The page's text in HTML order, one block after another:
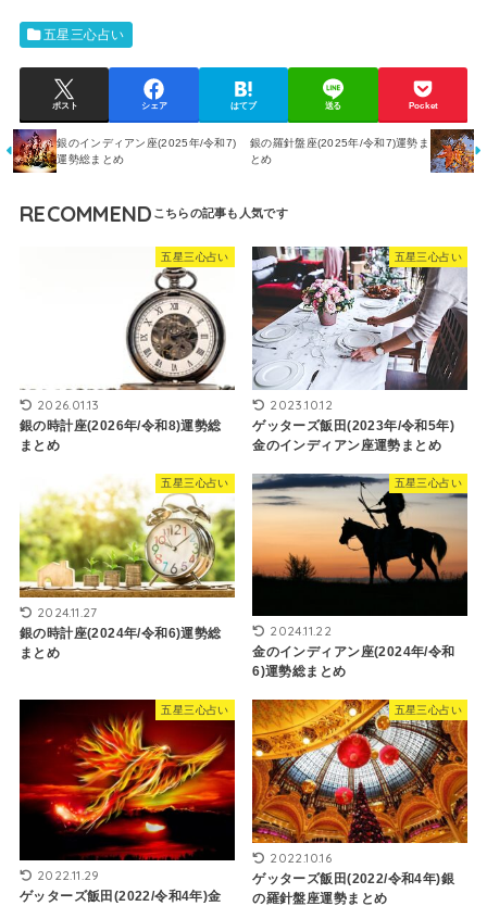
五星三心占い
ポスト シェア はてブ 送る Pocket
銀のインディアン座(2025年/令和7)
運勢総まとめ
銀の羅針盤座(2025年/令和7)運勢ま
とめ
RECOMMEND
五星三心占い
2026.01.13
銀の時計座(2026年/令和8)運勢総
まとめ
五星三心占い
2023.10.12
ゲッターズ飯田(2023年/令和5年)
金のインディアン座運勢まとめ
五星三心占い
2024.11.27
銀の時計座(2024年/令和6)運勢総
まとめ
五星三心占い
2024.11.22
金のインディアン座(2024年/令和
6)運勢総まとめ
五星三心占い
2022.11.29
ゲッターズ飯田(2022/令和4年)金
五星三心占い
2022.10.16
ゲッターズ飯田(2022/令和4年)銀
の羅針盤座運勢まとめ